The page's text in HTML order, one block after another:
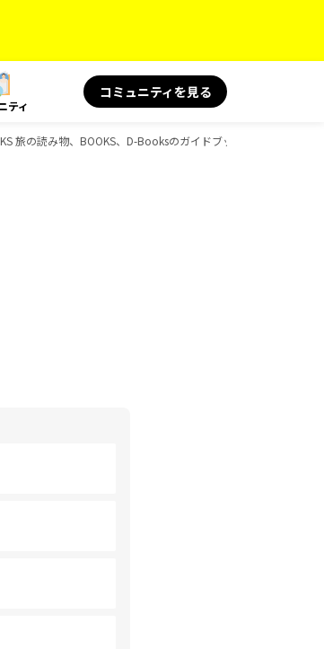
ティ
コミュニティを見る
旅の読み物、BOOKS、D-Booksのガイドブック一覧